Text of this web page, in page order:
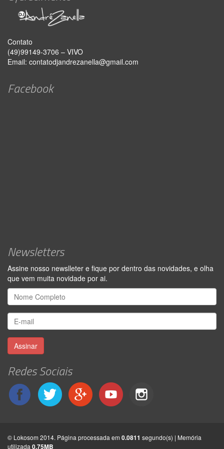
Contato
(49)99149-3706 – VIVO
Email: contatodjandrezanella@gmail.com
Facebook
Newsletters
Assine nosso newslleter e fique por dentro das novidades, e olha
que vem muita novidade por ai.
Assinar
Redes Sociais
© Lokosom 2014. Página processada em 0.0811 segundo(s) | Memória
utilizada 0.75MB